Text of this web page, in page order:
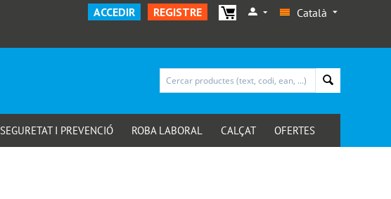
Català
ACCEDIR REGISTRE
SEGURETAT I PREVENCIÓ ROBA LABORAL CALÇAT OFERTES